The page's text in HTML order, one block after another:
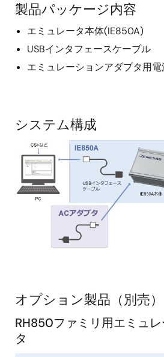
製品パッケージ内容
エミュレータ本体(IE850A)
USBインタフェースケーブル
エミュレーションアダプタ用
システム構成
オプション製品（別売）
RH850ファミリ用エミュ
タ